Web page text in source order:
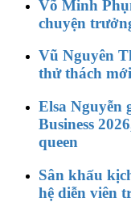
Võ Minh
chuyện
Vũ Nguyên
thử thách mới
Elsa Nguyễn
Business
queen
Sân khấu
hệ diễn viên